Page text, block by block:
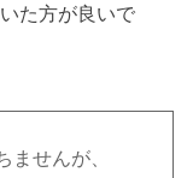
た方が良いで
ませんが、